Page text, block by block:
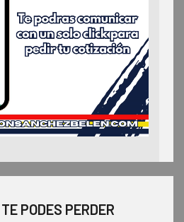
PODES PERDER